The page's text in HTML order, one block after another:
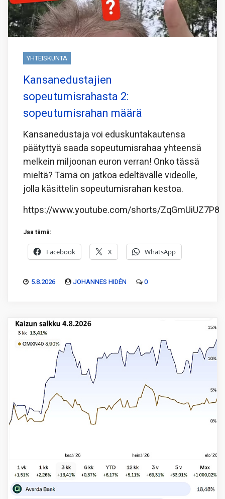
YHTEISKUNTA
Kansanedustajien
sopeutumisrahasta 2:
sopeutumisrahan määrä
Kansanedustaja voi eduskuntakautensa
päätyttyä saada sopeutumisrahaa yhteensä
melkein miljoonan euron verran! Onko tässä
mieltä? Tämä on jatkoa edeltävälle videolle,
jolla käsittelin sopeutumisrahan kestoa.
https://www.youtube.com/shorts/ZqGmUiUZ7P8
Jaa tämä:
Facebook X WhatsApp
5.8.2026 JOHANNES HIDÉN 0